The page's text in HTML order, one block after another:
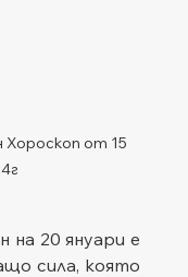
Хороскоп от 15
на 20 януари е
сила, която